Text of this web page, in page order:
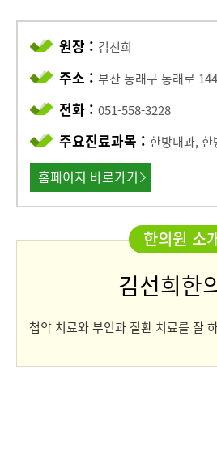
원장 : 김선희
주소 : 부산 동래구 동래로
전화 : 051-558-3228
주요진료과목 : 한방내과,
홈페이지 바로가기
한의원 소
김선희한
첩약 치료와 부인과 질환 치료를 잘